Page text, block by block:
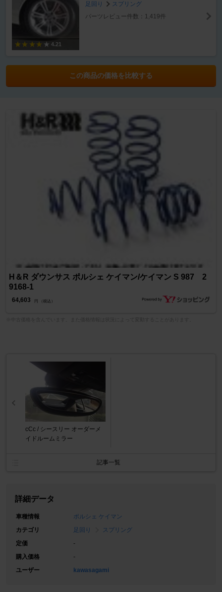
4.21
足回り
スプリング
パーツレビュー件数：1,419件
この商品の価格を比較する
H＆R ダウンサス ポルシェ ケイマン/ケイマン S 987 2
9168-1
64,603 円 （税込）
cCc / シースリー オーダーメ
イドルームミラー
記事一覧
詳細データ
車種情報
ポルシェ ケイマン
カテゴリ
足回り
スプリング
定価
-
購入価格
-
ユーザー
kawasagami